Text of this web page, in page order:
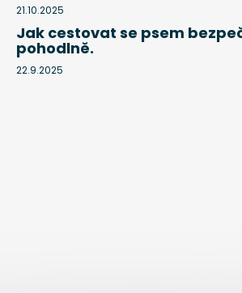
21.10.2025
Jak cestovat se psem
pohodlně.
22.9.2025